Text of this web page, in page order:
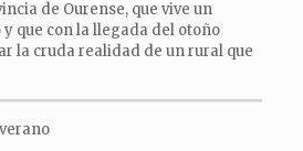
de Ourense, que vive un
que con la llegada del otoño
la cruda realidad de un rural que